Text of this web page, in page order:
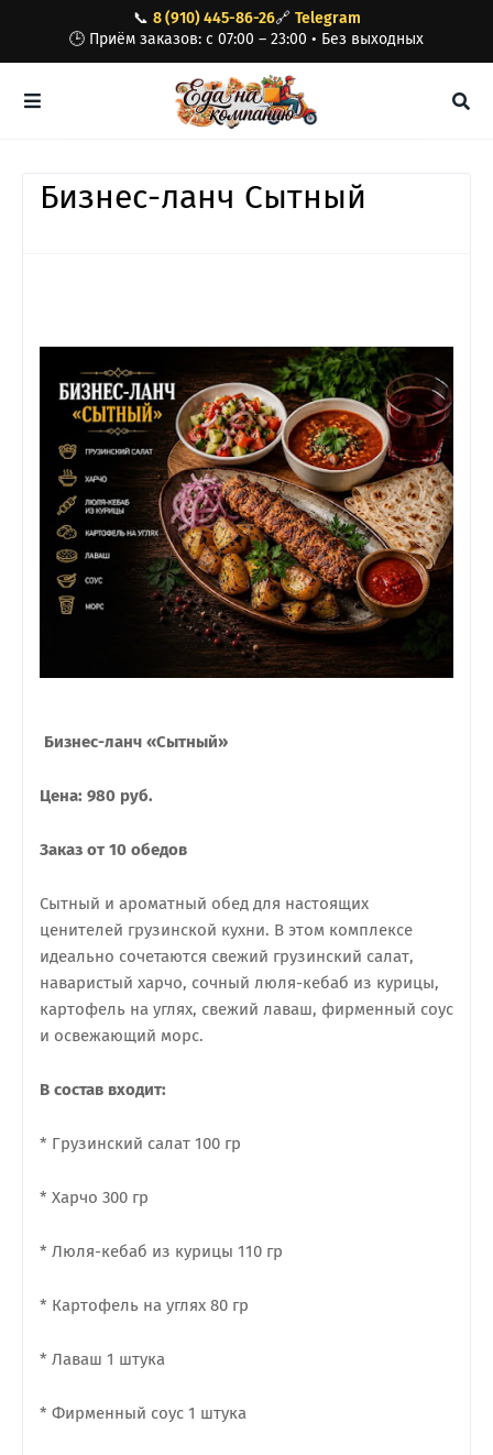
📞 8 (910) 445-86-26🔗 Telegram
🕒 Приём заказов: с 07:00 – 23:00 • Без выходных
Бизнес-ланч Сытный
Бизнес-ланч «Сытный»
Цена: 980 руб.
Заказ от 10 обедов
Сытный и ароматный обед для настоящих
ценителей грузинской кухни. В этом комплексе
идеально сочетаются свежий грузинский салат,
наваристый харчо, сочный люля-кебаб из курицы,
картофель на углях, свежий лаваш, фирменный соус
и освежающий морс.
В состав входит:
* Грузинский салат 100 гр
* Харчо 300 гр
* Люля-кебаб из курицы 110 гр
* Картофель на углях 80 гр
* Лаваш 1 штука
* Фирменный соус 1 штука